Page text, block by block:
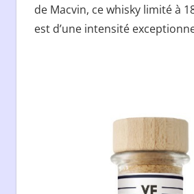
de Macvin, ce whisky limité à
est d’une intensité